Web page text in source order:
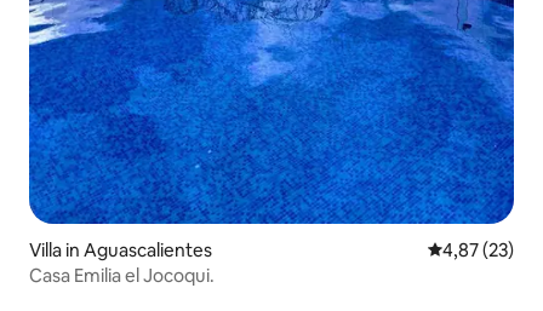
Villa in Aguascalientes
4,87 (23)
Casa Emilia el Jocoqui.